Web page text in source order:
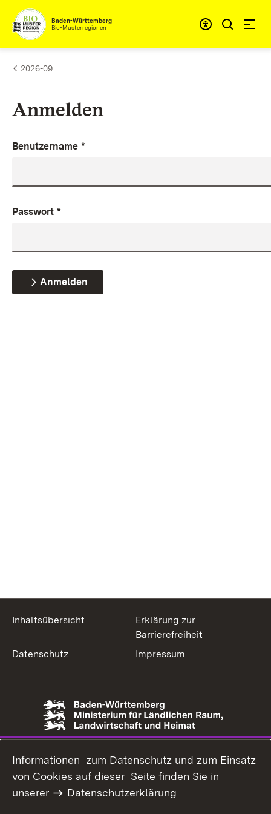
Zum Inhalt springen
Baden-Württemberg
Bio-Musterregionen
2026-09
Anmelden
Benutzername *
Passwort *
Anmelden
Inhaltsübersicht
Erklärung zur
Barrierefreiheit
Datenschutz
Impressum
Informationen zum Datenschutz und zum Einsatz
von Cookies auf dieser Seite finden Sie in
unserer
Datenschutzerklärung